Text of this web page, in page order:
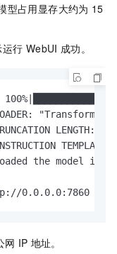
型占用显存大约为 15
行 WebUI 成功。
"Transformers"
LENGTH:
the model in
0.0.0.0:7860
网 IP 地址。